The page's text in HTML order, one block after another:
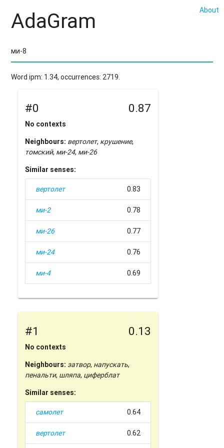
About
AdaGram
Word ipm: 1.34, occurrences: 2719.
#0 0.87
No contexts
Neighbours: вертолет, крушение,
томский, ми-24, ми-26
Similar senses:
вертолет 0.83
ми-2 0.78
ми-26 0.77
ми-24 0.76
ми-4 0.69
#1 0.13
No contexts
Neighbours: затвор, напускать,
пенальти, шляпа, циферблат
Similar senses:
самолет 0.64
вертолет 0.62